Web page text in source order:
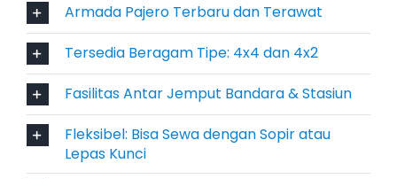
5. Efisiensi Waktu dan Mobilitas
Tinggi
Mengandalkan layanan sewa harian dan
bulanan Pajero Pekalongan membantu
pengguna menghemat waktu tanpa perlu
Armada Pajero Terbaru dan Terawat
Tersedia Beragam Tipe: 4x4 dan 4x2
Fasilitas Antar Jemput Bandara & Stasiun
Fleksibel: Bisa Sewa dengan Sopir atau
Lepas Kunci